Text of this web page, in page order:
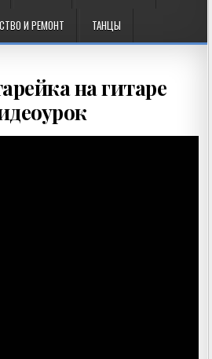
И РЕМОНТ ТАНЦЫ
на гитаре